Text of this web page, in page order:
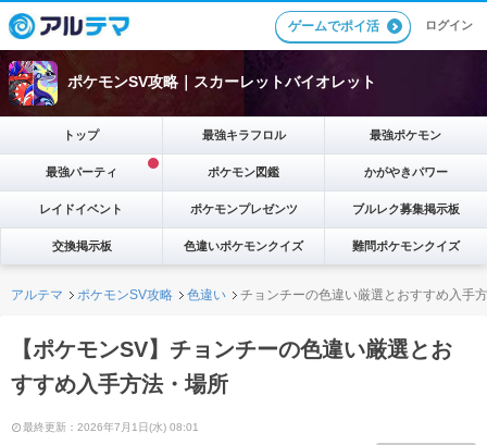
ゲームでポイ活 ログイン
ポケモンSV攻略｜スカーレットバイオレット
トップ 最強キラフロル 最強ポケモン
最強パーティ ポケモン図鑑 かがやきパワー
レイドイベント ポケモンプレゼンツ ブルレク募集掲示板
交換掲示板 色違いポケモンクイズ 難問ポケモンクイズ
アルテマ ポケモンSV攻略 色違い チョンチーの色違い厳選とおすすめ入手
【ポケモンSV】チョンチーの色違い厳選とお
すすめ入手方法・場所
最終更新：2026年7月1日(水) 08:01